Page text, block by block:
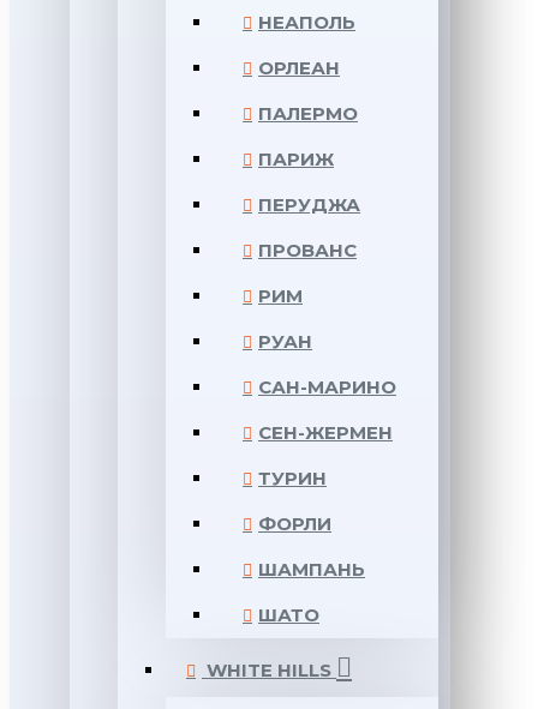
НЕАПОЛЬ
ОРЛЕАН
ПАЛЕРМО
ПАРИЖ
ПЕРУДЖА
ПРОВАНС
РИМ
РУАН
САН-МАРИНО
СЕН-ЖЕРМЕН
ТУРИН
ФОРЛИ
ШАМПАНЬ
ШАТО
WHITE HILLS